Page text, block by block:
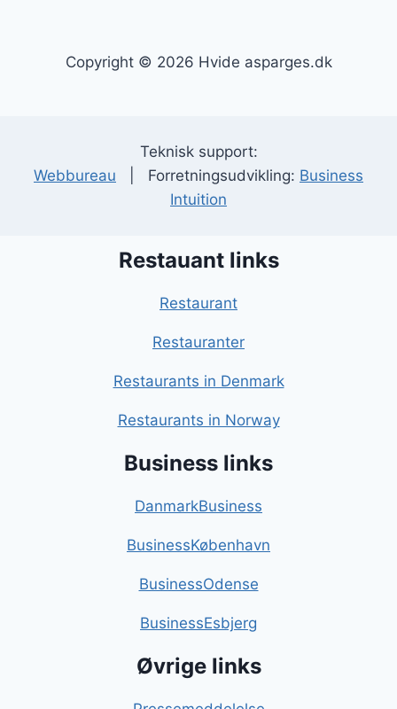
Copyright © 2026 Hvide asparges.dk
Teknisk support:
Webbureau | Forretningsudvikling: Business
Intuition
Restauant links
Restaurant
Restauranter
Restaurants in Denmark
Restaurants in Norway
Business links
DanmarkBusiness
BusinessKøbenhavn
BusinessOdense
BusinessEsbjerg
Øvrige links